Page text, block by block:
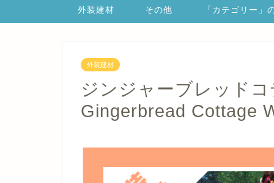
外装建材 その他 「カテゴリー
外装建材
ジンジャーブレッド
Gingerbread Cottage